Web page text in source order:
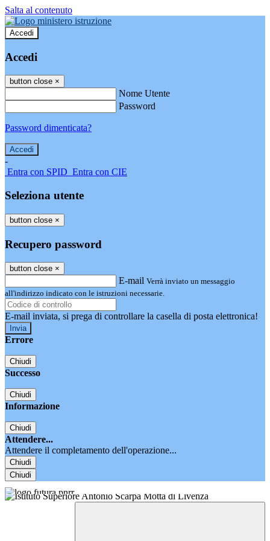
Salta al contenuto
Accedi
Accedi
button close ×
Nome Utente
Password
Password dimenticata?
-
Entra con SPID Entra con CIE
Seleziona utente
button close ×
Recupero password
button close ×
E-mail Verrà inviato un messaggio
all'indirizzo indicato con le istruzioni necessarie.
E-mail inviata, si prega di controllare la casella di posta elettronica!
Errore
Chiudi
Successo
Chiudi
Informazione
Chiudi
Attendere...
Attendere il completamento dell'operazione...
Chiudi
Chiudi